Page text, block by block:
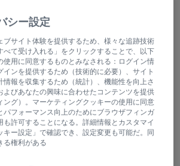
は営業で、岩田と同じチームだっ
付き合いはかなり長いですね。
らってます（笑）。
シー設定
ブサイト体験を提供するため、様々な追跡技術
べて受け入れる」をクリックすることで、以下
使用に同意するものとみなされる：ログイン情
インを提供するため（技術的に必要）、サイト
情報を収集するため（統計）、機能性を向上さ
よびあなたの興味に合わせたコンテンツを提供
ング）。マーケティングクッキーの使用に同意
パフォーマンス向上のためにブラウザフィンガ
も許可することになる。詳細情報とカスタマイ
キー設定」で確認でき、設定変更も可能だ。同
る権利がある